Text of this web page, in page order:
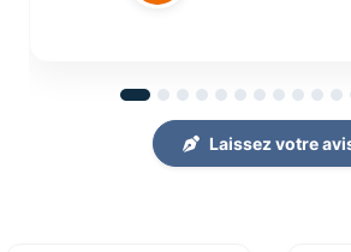
Laissez votre